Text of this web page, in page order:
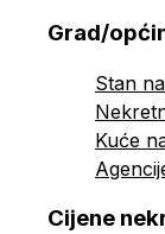
Grad/
Stan
Kuće
Cijene